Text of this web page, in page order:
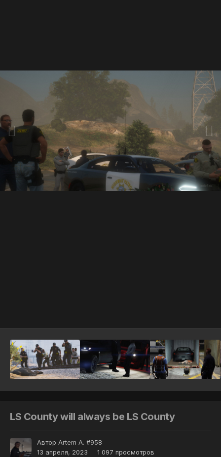
LS County will always be LS County
Автор Artem A. #958
13 апреля, 2023
1 097 просмотров